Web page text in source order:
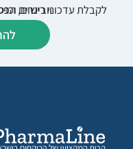
לקבלת עדכוני רישום, הפסקות